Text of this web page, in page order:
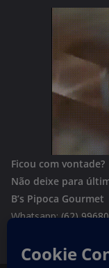
Ficou com vontade?
Não deixe para
B’s Pipoca Gourmet
Whatsapp:(62)